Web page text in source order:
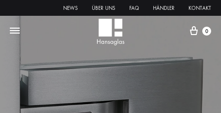
NEWS ÜBER UNS FAQ HÄNDLER KONTAKT
0